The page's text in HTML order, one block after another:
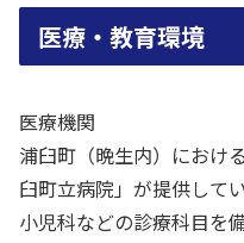
医療・教育環境
医療機関
浦臼町（晩生内）におけ
臼町立病院」が提供して
小児科などの診療科目を